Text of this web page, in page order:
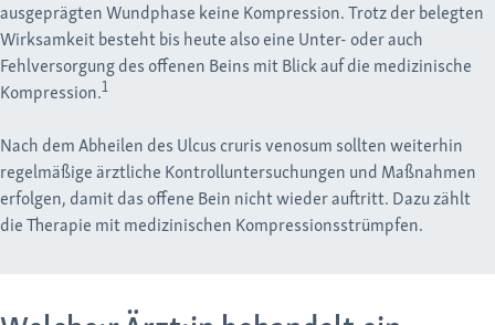
ausgeprägten Wundphase keine Kompression. Trotz der belegten
Wirksamkeit besteht bis heute also eine Unter- oder auch
Fehlversorgung des offenen Beins mit Blick auf die medizinische
Kompression.1
Nach dem Abheilen des Ulcus cruris venosum sollten weiterhin
regelmäßige ärztliche Kontrolluntersuchungen und Maßnahmen
erfolgen, damit das offene Bein nicht wieder auftritt. Dazu zählt
die Therapie mit medizinischen Kompressionsstrümpfen.